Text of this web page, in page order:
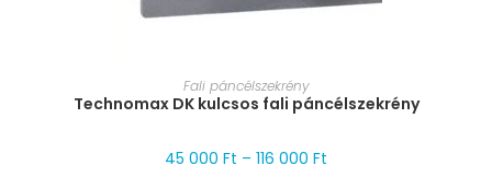
MÉRET VÁLASZTÁSA
Fali páncélszekrény
Technomax DK kulcsos fali páncélszekrény
45 000 Ft – 116 000 Ft